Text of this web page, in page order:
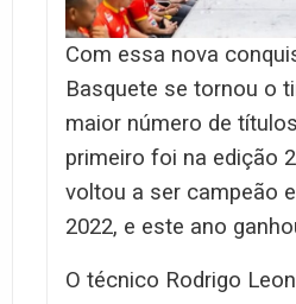
Com essa nova
Basquete se tornou o
maior número de
primeiro foi na edição
voltou a ser campeão
2022, e este ano
O técnico Rodrigo